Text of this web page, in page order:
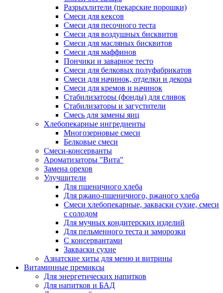
Разрыхлители (пекарские порошки)
Смеси для кексов
Смеси для песочного теста
Смеси для воздушных бисквитов
Смеси для масляных бисквитов
Смеси для маффинов
Пончики и заварное тесто
Cмеси для белковых полуфабрикатов
Смеси для начинок, отделки и декора
Смеси для кремов и начинок
Стабилизаторы (фонды) для сливок
Стабилизаторы и загустители
Смесь для замены яиц
Хлебопекарные ингредиенты
Многозерновые смеси
Белковые смеси
Смеси-консерванты
Ароматизаторы "Вита"
Замена орехов
Улучшители
Для пшеничного хлеба
Для ржано-пшеничного, ржаного хлеба
Смеси хлебопекарные, закваски сухие, смеси
с солодом
Для мучных кондитерских изделий
Для пельменного теста и заморозки
С консервантами
Закваски сухие
Азиатские хиты для меню и витрины
Витаминные премиксы
Для энергетических напитков
Для напитков и БАД